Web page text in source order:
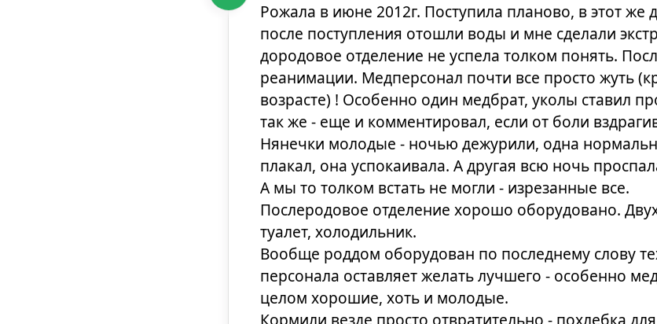
Рожала в июне 2012г. Поступила планово, в этот же
после поступления отошли воды и мне сделали
дородовое отделение не успела толком понять.
реанимации. Медперсонал почти все просто жуть
возрасте) ! Особенно один медбрат, уколы ставил
так же - еще и комментировал, если от боли
Нянечки молодые - ночью дежурили, одна
плакал, она успокаивала. А другая всю ночь
А мы то толком встать не могли - изрезанные все.
Послеродовое отделение хорошо оборудовано.
туалет, холодильник.
Вообще роддом оборудован по последнему слову
персонала оставляет желать лучшего - особенно
целом хорошие, хоть и молодые.
Кормили везде просто отвратительно - похлебка